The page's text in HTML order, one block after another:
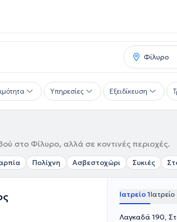
Υπηρεσίες Εξειδίκευση
στο Φίλυρο, αλλά σε κοντινές περιοχές.
Πολίχνη Ασβεστοχώρι Συκιές
Ιατρείο 1Ιατρείο
Λαγκαδά 190,